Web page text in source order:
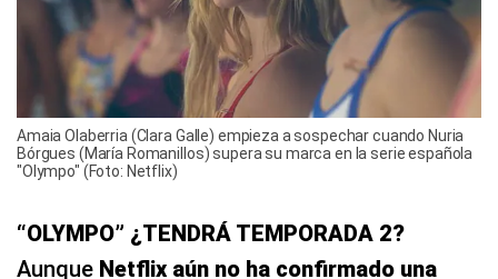
Amaia Olaberria (Clara Galle) empieza a sospechar cuando Nuria
Bórgues (María Romanillos) supera su marca en la serie española
"Olympo" (Foto: Netflix)
“OLYMPO” ¿TENDRÁ TEMPORADA 2?
Aunque Netflix aún no ha confirmado una